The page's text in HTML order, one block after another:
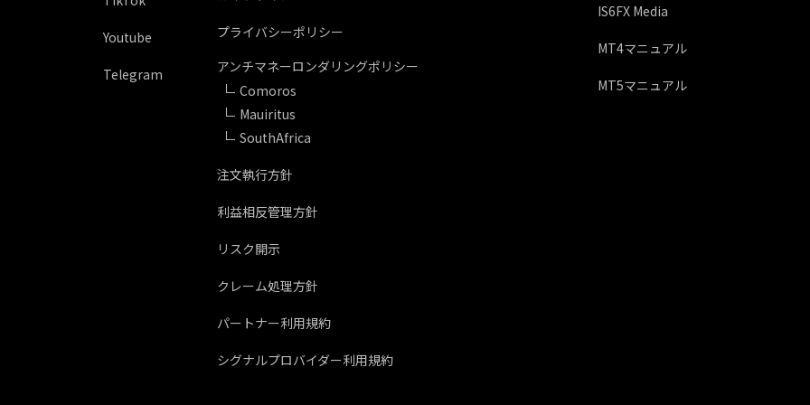
Youtube
Telegram
プライバシーポリシー
アンチマネーロンダリングポリシー
Comoros
Mauiritus
SouthAfrica
注文執行方針
利益相反管理方針
リスク開示
クレーム処理方針
パートナー利用規約
シグナルプロバイダー利用規約
IS6FX Media
MT4マニュアル
MT5マニュアル